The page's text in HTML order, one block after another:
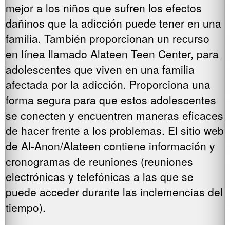
mejor a los niños que sufren los efectos
dañinos que la adicción puede tener en una
familia. También proporcionan un recurso
en línea llamado Alateen Teen Center, para
adolescentes que viven en una familia
afectada por la adicción. Proporciona una
forma segura para que estos adolescentes
se conecten y encuentren maneras eficaces
de hacer frente a los problemas. El sitio web
de Al-Anon/Alateen contiene información y
cronogramas de reuniones (reuniones
electrónicas y telefónicas a las que se
puede acceder durante las inclemencias del
tiempo).